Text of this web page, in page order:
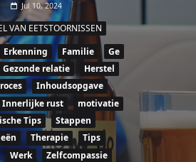
Jul 10, 2024
VAN EETSTOORNISSEN
Erkenning Familie
Ge
Gezonde relatie
Herstel
Inhoudsopgave
Innerlijke rust
motivatie
Tips
Stappen
Therapie
Tips
Werk
Zelfcompassie